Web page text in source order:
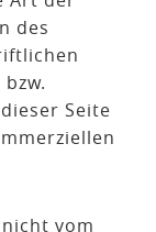
des
Seite
vom